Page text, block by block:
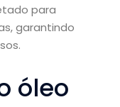
para
garantindo
óleo